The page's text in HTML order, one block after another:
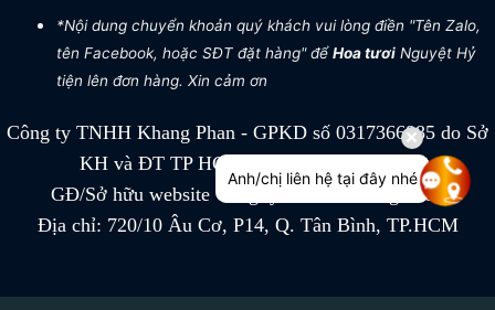
*Nội dung chuyển khoản quý khách vui lòng điền "Tên Zalo,
tên Facebook, hoặc SĐT đặt hàng" đểHoa tươiNguyệt Hỷ
tiện lên đơn hàng. Xin cảm ơn
Công ty TNHH Khang Phan - GPKD số 0317366885 do Sở
KH và ĐT TP HCM cấp ngày 04/07/2022
GĐ/Sở hữu website Công ty TNHH Khang Phan
Địa chỉ: 720/10 Âu Cơ, P14, Q. Tân Bình, TP.HCM
Anh/chị liên hệ tại đây nhé